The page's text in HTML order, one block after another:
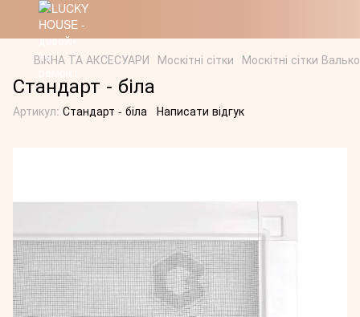
ВІКНА ТА АКСЕСУАРИ Москітні сітки Москітні сітки Валько
Стандарт - біла
Артикул: Стандарт - біла Написати відгук